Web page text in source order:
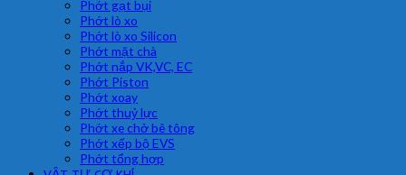
Phớt gạt bụi
Phớt lò xo
Phớt lò xo Silicon
Phớt mặt chà
Phớt nắp VK,VC, EC
Phớt Piston
Phớt xoay
Phớt thuỷ lực
Phớt xe chở bê tông
Phớt xếp bộ EVS
Phớt tổng hợp